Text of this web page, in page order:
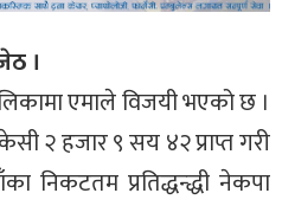
।
एमाले विजयी भएको छ ।
२ हजार ९ सय ४२ प्राप्त गरी
निकटतम प्रतिद्धन्द्धी नेकपा